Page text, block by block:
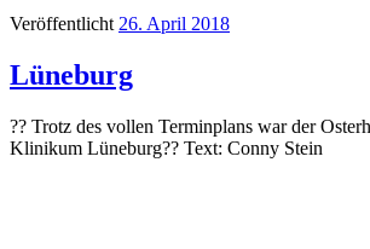
Veröffentlicht26. April 2018
Lüneburg
?? Trotz des vollen Terminplans war der
Klinikum Lüneburg?? Text: Conny Stein